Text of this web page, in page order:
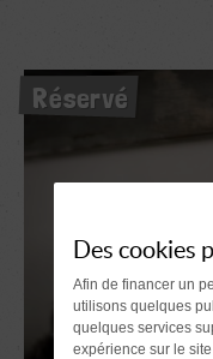
Réservé
Des cookies
Afin de financer un
utilisons quelques
quelques services
expérience sur le